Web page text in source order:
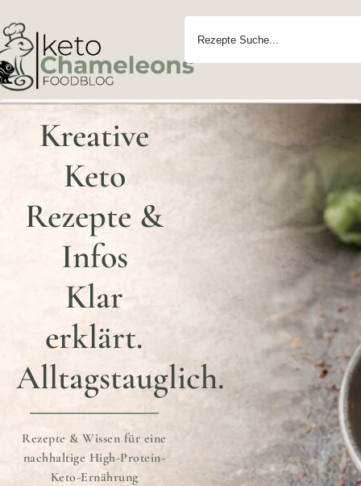
Kreative
Keto
Rezepte &
Infos
Klar
erklärt.
Alltagstauglich.
Rezepte & Wissen für eine
nachhaltige High-Protein-
Keto-Ernährung